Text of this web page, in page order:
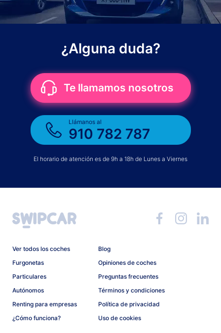
¿Alguna duda?
Te llamamos nosotros
Llámanos al
910 782 787
El horario de atención es de 9h a 18h de Lunes a Viernes
Ver todos los coches
Furgonetas
Particulares
Autónomos
Renting para empresas
¿Cómo funciona?
Blog
Opiniones de coches
Preguntas frecuentes
Términos y condiciones
Política de privacidad
Uso de cookies